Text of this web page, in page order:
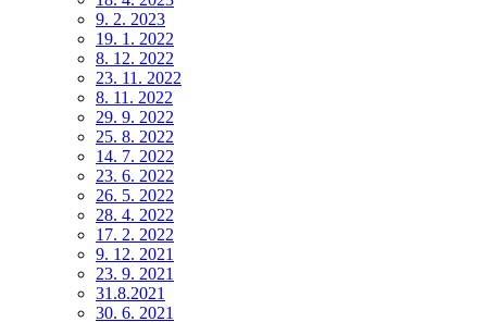
9. 2. 2023
19. 1. 2022
8. 12. 2022
23. 11. 2022
8. 11. 2022
29. 9. 2022
25. 8. 2022
14. 7. 2022
23. 6. 2022
26. 5. 2022
28. 4. 2022
17. 2. 2022
9. 12. 2021
23. 9. 2021
31.8.2021
30. 6. 2021